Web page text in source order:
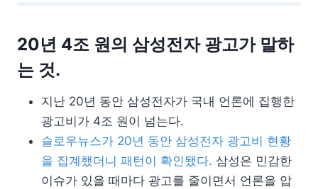
20년 4조 원의 삼성전자 광고가 말하
는 것.
지난 20년 동안 삼성전자가 국내 언론에 집행한
광고비가 4조 원이 넘는다.
슬로우뉴스가 20년 동안 삼성전자 광고비 현황
을 집계했더니 패턴이 확인됐다. 삼성은 민감한
이슈가 있을 때마다 광고를 줄이면서 언론을 압